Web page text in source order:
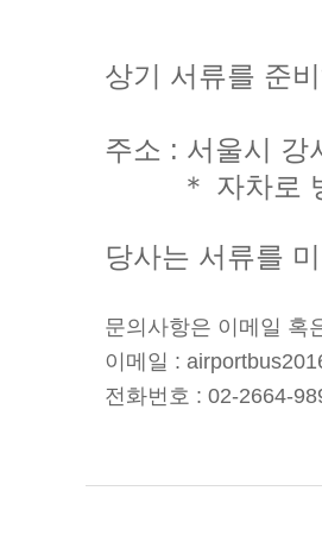
상기 서류를 준
주소 : 서울시 강
＊ 자차로 방
당사는 서류를
문의사항은 이메일 혹
이메일 :
전화번호 : 02-2664-